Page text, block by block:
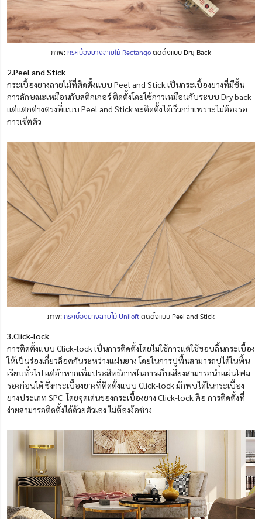
ภาพ:กระเบื้องยางลายไม้ Rectangoติดตั้งแบบ Dry Back
2.Peel and Stick
กระเบื้องยางลายไม้ที่ติดตั้งแบบ Peel and Stick เป็นกระเบื้องยางที่มีชั้น
กาวลักษณะเหมือนกับสติกเกอร์ ติดตั้งโดยใช้กาวเหมือนกับระบบ Dry back
แต่แตกต่างตรงที่แบบ Peel and Stick จะติดตั้งได้เร็วกว่าเพราะไม่ต้องรอ
กาวเซ็ตตัว
ภาพ:กระเบื้องยางลายไม้ Uniloftติดตั้งแบบ Peel and Stick
3.Click-lock
การติดตั้งแบบ Click-lock เป็นการติดตั้งโดยไม่ใช้กาวแต่ใช้ขอบลิ้นกระเบื้อง
ให้เป็นร่องเกี่ยวล็อคกันระหว่างแผ่นยาง โดยในการปูพื้นสามารถปูได้ในพื้น
เรียบทั่วไป แต่ถ้าหากเพิ่มประสิทธิภาพในการเก็บเสียงสามารถนำแผ่นโฟม
รองก่อนได้ ซึ่งกระเบื้องยางที่ติดตั้งแบบ Click-lock มักพบได้ในกระเบื้อง
ยางประเภท SPC โดยจุดเด่นของกระเบื้องยาง Click-lock คือ การติดตั้งที่
ง่ายสามารถติดตั้งได้ด้วยตัวเอง ไม่ต้องง้อช่าง